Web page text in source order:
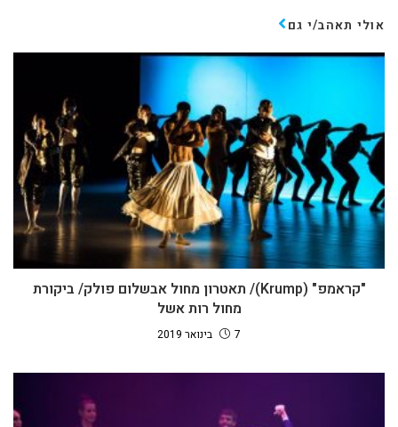
אולי תאהב/י גם
"קראמפ" (Krump)/ תאטרון מחול אבשלום פולק/ ביקורת
מחול רות אשל
7 בינואר 2019